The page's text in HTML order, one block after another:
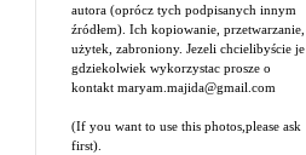
autora (oprócz tych podpisanych innym
źródłem). Ich kopiowanie, przetwarzanie,
użytek, zabroniony. Jezeli chcielibyście je
gdziekolwiek wykorzystac prosze o
kontakt maryam.majida@gmail.com
(If you want to use this photos,please ask
first).